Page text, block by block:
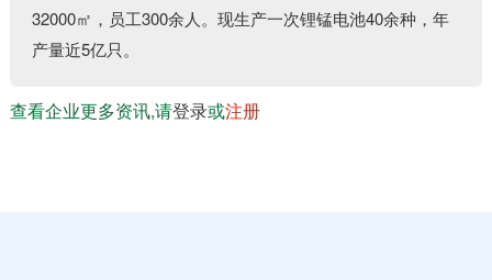
32000㎡，员工300余人。现生产一次锂锰电池40余种，年
产量近5亿只。
查看企业更多资讯,请登录或注册